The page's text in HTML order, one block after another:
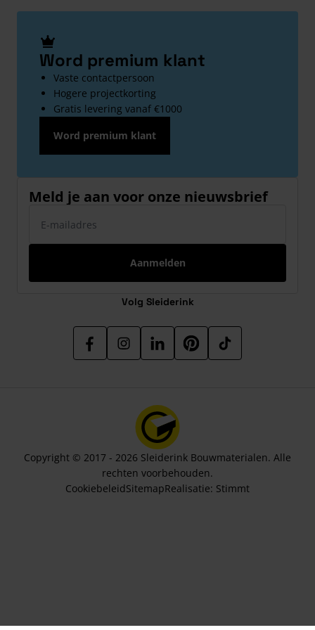
Word premium klant
Vaste contactpersoon
Hogere projectkorting
Gratis levering vanaf €1000
Word premium klant
Meld je aan voor onze nieuwsbrief
Aanmelden
Volg Sleiderink
Copyright © 2017 - 2026 Sleiderink Bouwmaterialen. Alle
rechten voorbehouden.
CookiebeleidSitemapRealisatie: Stimmt